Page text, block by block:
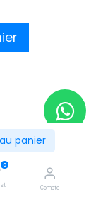
panier
0
Compte
en stock